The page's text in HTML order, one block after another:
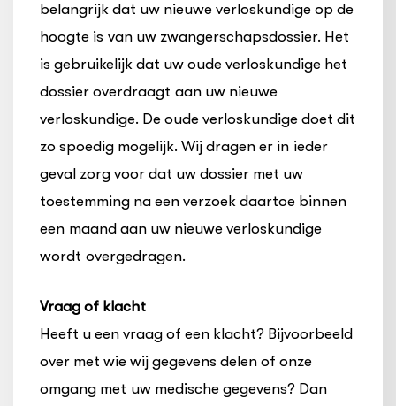
belangrijk dat uw nieuwe verloskundige op de
hoogte is van uw zwangerschapsdossier. Het
is gebruikelijk dat uw oude verloskundige het
dossier overdraagt aan uw nieuwe
verloskundige. De oude verloskundige doet dit
zo spoedig mogelijk. Wij dragen er in ieder
geval zorg voor dat uw dossier met uw
toestemming na een verzoek daartoe binnen
een maand aan uw nieuwe verloskundige
wordt overgedragen.
Vraag of klacht
Heeft u een vraag of een klacht? Bijvoorbeeld
over met wie wij gegevens delen of onze
omgang met uw medische gegevens? Dan